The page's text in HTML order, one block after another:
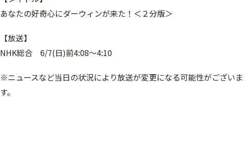
あなたの好奇心にダーウィンが来た！＜２分版＞
【放送】
NHK総合 6/7(日)前4:08～4:10
※ニュースなど当日の状況により放送が変更になる可能性がございま
す。